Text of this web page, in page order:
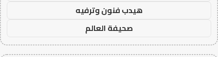
هيدب فنون وترفيه
صحيفة العالم